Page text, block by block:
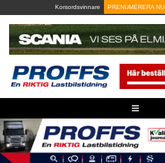
to
content
Korsordsvinnare PRENUMERERA NU
≡